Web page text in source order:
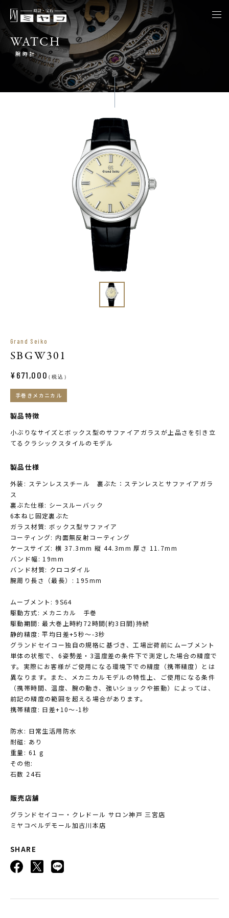
WATCH
腕時計
Grand Seiko
SBGW301
¥671,000（税込）
手巻きメカニカル
製品特徴
小ぶりなサイズとボックス型のサファイアガラスが上品さを引き立
てるクラシックスタイルのモデル
製品仕様
外装: ステンレススチール 裏ぶた：ステンレスとサファイアガラ
ス
裏ぶた仕様: シースルーバック
6本ねじ固定裏ぶた
ガラス材質: ボックス型サファイア
コーティング: 内面無反射コーティング
ケースサイズ: 横 37.3mm 縦 44.3mm 厚さ 11.7mm
バンド幅: 19mm
バンド材質: クロコダイル
腕周り長さ（最長）: 195mm
ムーブメント: 9S64
駆動方式: メカニカル 手巻
駆動期間: 最大巻上時約72時間(約3日間)持続
静的精度: 平均日差+5秒～-3秒
グランドセイコー独自の規格に基づき、工場出荷前にムーブメント
単体の状態で、6姿勢差・3温度差の条件下で測定した場合の精度で
す。実際にお客様がご使用になる環境下での精度（携帯精度）とは
異なります。また、メカニカルモデルの特性上、ご使用になる条件
（携帯時間、温度、腕の動き、強いショックや振動）によっては、
前記の精度の範囲を超える場合があります。
携帯精度: 日差+10～-1秒
防水: 日常生活用防水
耐磁: あり
重量: 61 g
その他:
石数 24石
販売店舗
グランドセイコー・クレドール サロン神戸 三宮店
ミヤコベルデモール加古川本店
SHARE